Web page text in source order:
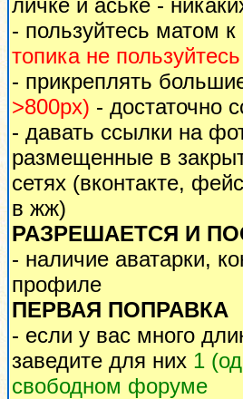
личке и аське -
- пользуйтесь матом к
топика не
- прикреплять
>800px) - достаточно
- давать ссылки на
размещенные в
сетях (вконтакте,
в жж)
РАЗРЕШАЕТСЯ И
- наличие аватарки,
профиле
ПЕРВАЯ ПОПРАВКА
- если у вас много
заведите для них 1
свободном форуме